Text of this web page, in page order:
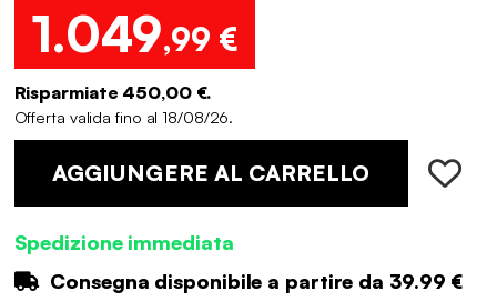
1.049,99 €
Risparmiate 450,00 €.
Offerta valida fino al 18/08/26.
AGGIUNGERE AL CARRELLO
Spedizione immediata
Consegna disponibile a partire da 39.99 €